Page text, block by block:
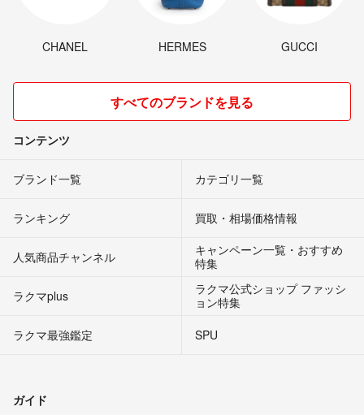
CHANEL HERMES GUCCI
すべてのブランドを見る
コンテンツ
ブランド一覧 カテゴリ一覧
ランキング 買取・相場価格情報
人気商品チャンネル
キャンペーン一覧・おすすめ
特集
ラクマplus
ラクマ公式ショップ ファッシ
ョン特集
ラクマ最強鑑定
SPU
ガイド